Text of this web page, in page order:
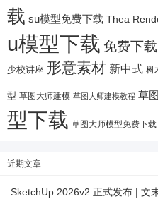
载 su模型免费下载 Thea
u模型下载 免费下载
少校讲座 形意素材 新中式 树
型 草图大师建模 草图大师建模教程 草
型下载 草图大师模型免费下载
近期文章
SketchUp 2026v2 正式发布 | 文